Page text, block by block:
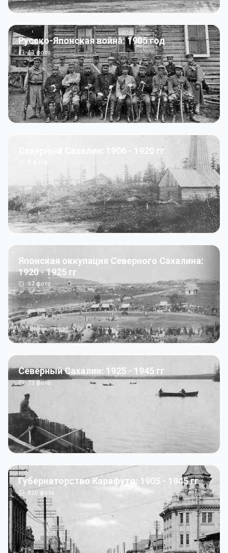
Русско-Японская война: 1905 год
43фото
Северный Сахалин: 1906 - 1920 гг
Японская оккупация Северного Сахалина:
1920 - 1925 гг
97 фото
Северный Сахалин: 1925 - 1945 гг
73фото
Губернаторство Карафуто: 1905 - 1945 гг
820 фото